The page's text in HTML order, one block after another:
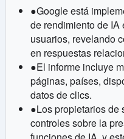
●Google está
de rendimiento de
usuarios, revelando
en respuestas
●El informe incluye
páginas, países,
datos de clics.
●Los propietarios de
controles sobre la